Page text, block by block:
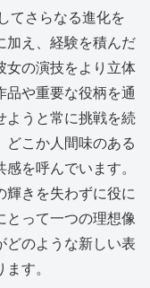
てさらなる進化を
加え、経験を積んだ
女の演技をより立体
品や重要な役柄を通
ようと常に挑戦を続
どこか人間味のある
を呼んでいます。
輝きを失わずに役に
とって一つの理想像
どのような新しい表
す。